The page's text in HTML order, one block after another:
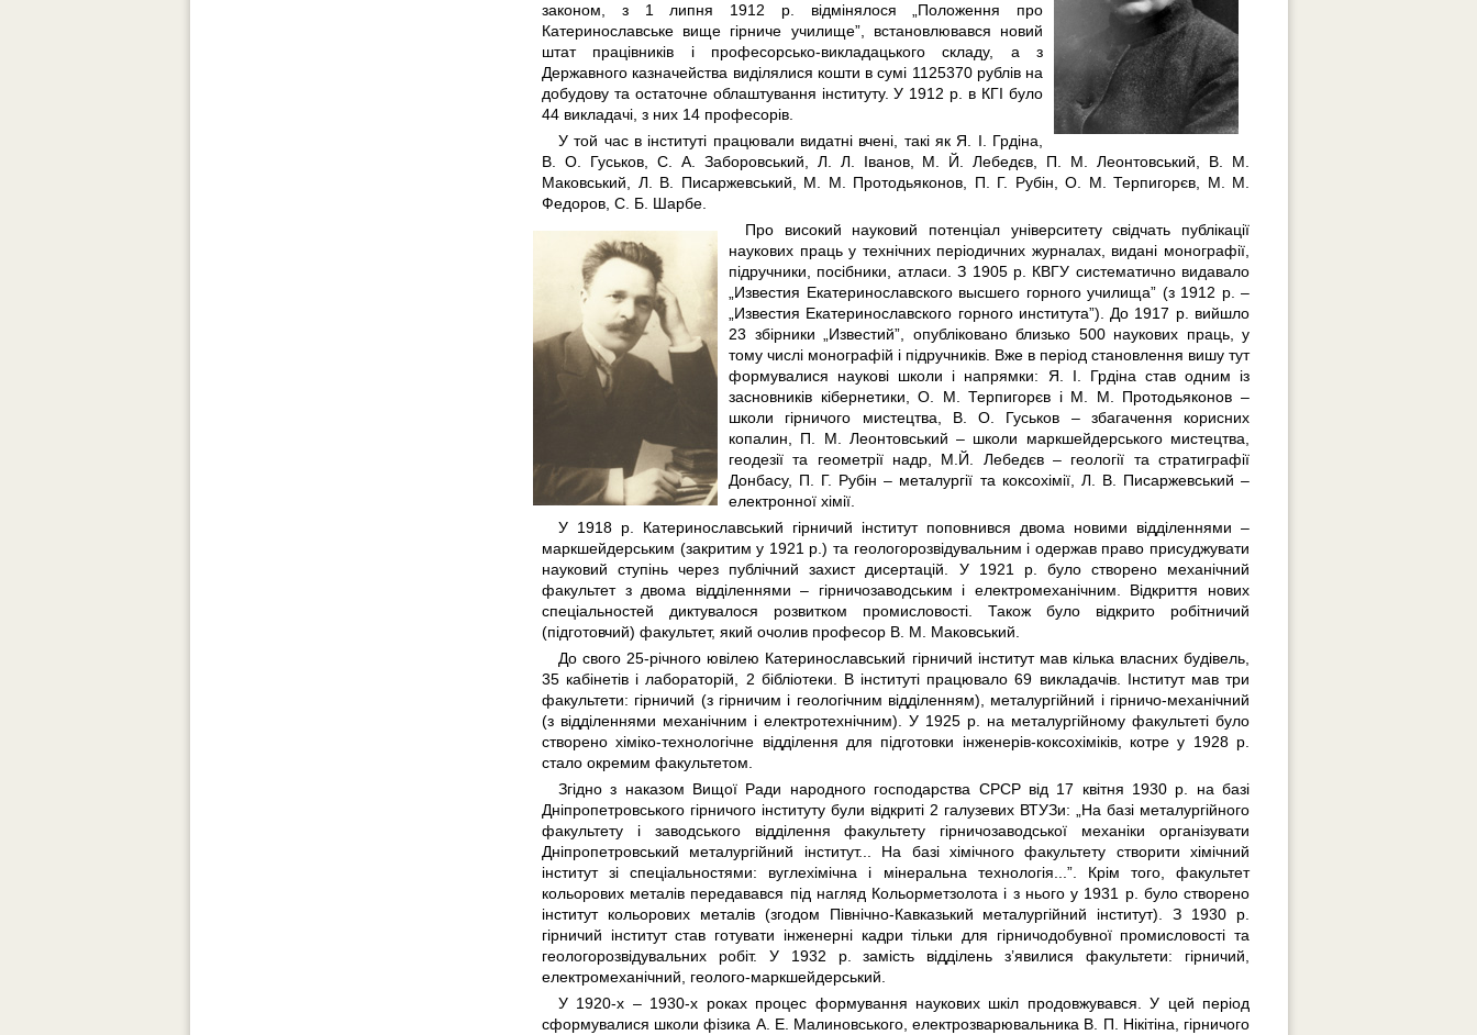
законом, з 1 липня 1912 р. відмінялося „Положення про
Катеринославське вище гірниче училище”, встановлювався новий
штат працівників і професорсько-викладацького складу, а з
Державного казначейства виділялися кошти в сумі 1125370 рублів на
добудову та остаточне облаштування інституту. У 1912 р. в КГІ було
44 викладачі, з них 14 професорів.
У той час в інституті працювали видатні вчені, такі як Я. І. Грдіна,
В. О. Гуськов, С. А. Заборовський, Л. Л. Іванов, М. Й. Лебедєв, П. М. Леонтовський, В. М.
Маковський, Л. В. Писаржевський, М. М. Протодьяконов, П. Г. Рубін, О. М. Терпигорєв, М. М.
Федоров, С. Б. Шарбе.
Про високий науковий потенціал університету свідчать публікації
наукових праць у технічних періодичних журналах, видані монографії,
підручники, посібники, атласи. З 1905 р. КВГУ систематично видавало
„Известия Екатеринославского высшего горного училища” (з 1912 р. –
„Известия Екатеринославского горного института”). До 1917 р. вийшло
23 збірники „Известий”, опубліковано близько 500 наукових праць, у
тому числі монографій і підручників. Вже в період становлення вишу тут
формувалися наукові школи і напрямки: Я. І. Грдіна став одним із
засновників кібернетики, О. М. Терпигорєв і М. М. Протодьяконов –
школи гірничого мистецтва, В. О. Гуськов – збагачення корисних
копалин, П. М. Леонтовський – школи маркшейдерського мистецтва,
геодезії та геометрії надр, М.Й. Лебедєв – геології та стратиграфії
Донбасу, П. Г. Рубін – металургії та коксохімії, Л. В. Писаржевський –
електронної хімії.
У 1918 р. Катеринославський гірничий інститут поповнився двома новими відділеннями –
маркшейдерським (закритим у 1921 р.) та геологорозвідувальним і одержав право присуджувати
науковий ступінь через публічний захист дисертацій. У 1921 р. було створено механічний
факультет з двома відділеннями – гірничозаводським і електромеханічним. Відкриття нових
спеціальностей диктувалося розвитком промисловості. Також було відкрито робітничий
(підготовчий) факультет, який очолив професор В. М. Маковський.
До свого 25-річного ювілею Катеринославський гірничий інститут мав кілька власних будівель,
35 кабінетів і лабораторій, 2 бібліотеки. В інституті працювало 69 викладачів. Інститут мав три
факультети: гірничий (з гірничим і геологічним відділенням), металургійний і гірничо-механічний
(з відділеннями механічним і електротехнічним). У 1925 р. на металургійному факультеті було
створено хіміко-технологічне відділення для підготовки інженерів-коксохіміків, котре у 1928 р.
стало окремим факультетом.
Згідно з наказом Вищої Ради народного господарства СРСР від 17 квітня 1930 р. на базі
Дніпропетровського гірничого інституту були відкриті 2 галузевих ВТУЗи: „На базі металургійного
факультету і заводського відділення факультету гірничозаводської механіки організувати
Дніпропетровський металургійний інститут... На базі хімічного факультету створити хімічний
інститут зі спеціальностями: вуглехімічна і мінеральна технологія...”. Крім того, факультет
кольорових металів передавався під нагляд Кольорметзолота і з нього у 1931 р. було створено
інститут кольорових металів (згодом Північно-Кавказький металургійний інститут). З 1930 р.
гірничий інститут став готувати інженерні кадри тільки для гірничодобувної промисловості та
геологорозвідувальних робіт. У 1932 р. замість відділень з’явилися факультети: гірничий,
електромеханічний, геолого-маркшейдерський.
У 1920-х – 1930-х роках процес формування наукових шкіл продовжувався. У цей період
сформувалися школи фізика А. Е. Малиновського, електрозварювальника В. П. Нікітіна, гірничого